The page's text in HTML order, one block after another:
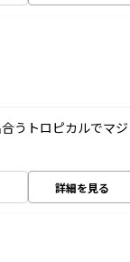
うトロピカルでマジ
詳細を見る